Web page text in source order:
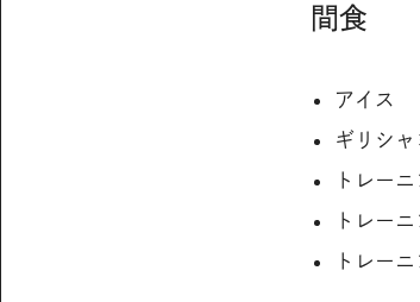
間食
アイス
ギリシ
トレー
トレー
トレー